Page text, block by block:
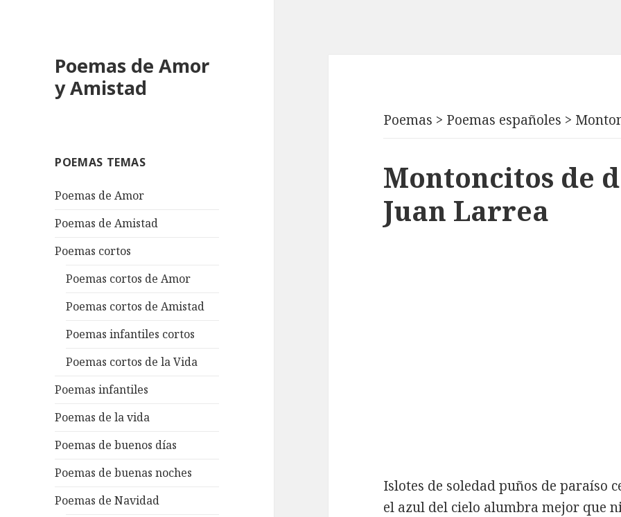
Poemas de Amor
y Amistad
POEMAS TEMAS
Poemas de Amor
Poemas de Amistad
Poemas cortos
Poemas cortos de Amor
Poemas cortos de Amistad
Poemas infantiles cortos
Poemas cortos de la Vida
Poemas infantiles
Poemas de la vida
Poemas de buenos días
Poemas de buenas noches
Poemas de Navidad
Poemas > Poemas españoles >
Montoncitos de
Juan Larrea
Islotes de soledad puños de paraíso
el azul del cielo alumbra mejor que